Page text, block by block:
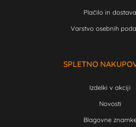
Plačilo in dostava
Varstvo osebnih
SPLETNO
Izdelki v akciji
Novosti
Blagovne